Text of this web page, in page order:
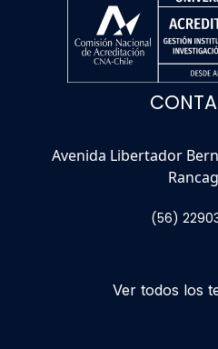
Avenida Libertador
(56)
Ver todos los